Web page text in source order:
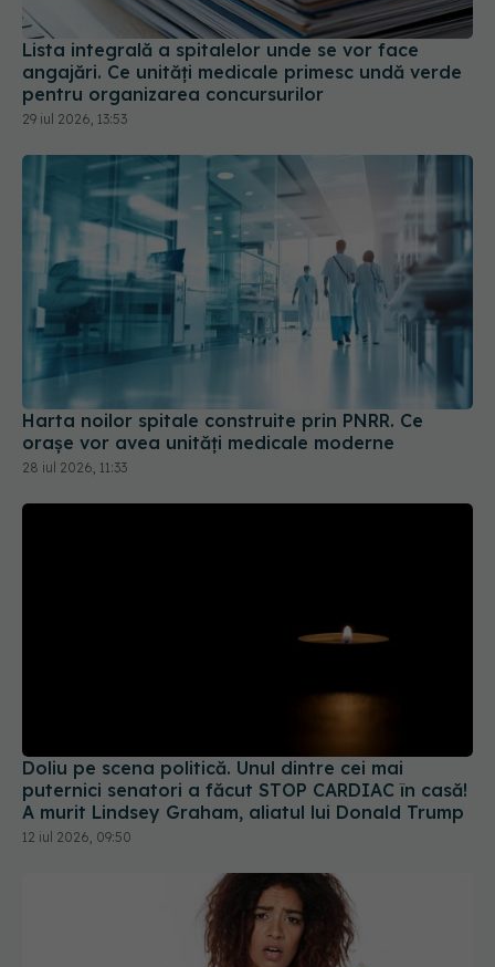
Lista integrală a spitalelor unde se vor face
angajări. Ce unități medicale primesc undă verde
pentru organizarea concursurilor
29 iul 2026, 13:53
Harta noilor spitale construite prin PNRR. Ce
orașe vor avea unități medicale moderne
28 iul 2026, 11:33
Doliu pe scena politică. Unul dintre cei mai
puternici senatori a făcut STOP CARDIAC în casă!
A murit Lindsey Graham, aliatul lui Donald Trump
12 iul 2026, 09:50